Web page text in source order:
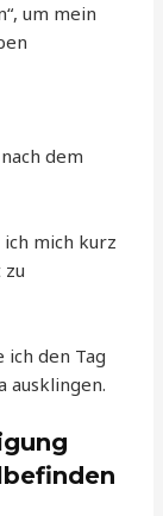
um mein
dem
mich kurz
ich den Tag
ausklingen.